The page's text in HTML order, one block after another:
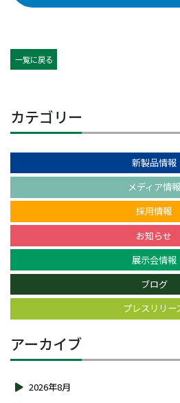
一覧に戻る
カテゴリー
新製品情報
メディア情報
採用情報
お知らせ
展示会情報
ブログ
プレスリリー
アーカイブ
2026年8月